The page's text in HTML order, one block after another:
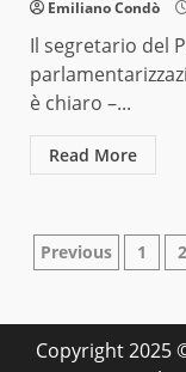
Emiliano Condò
Il segretario del
è chiaro –...
Read More
articoli
Previous 1 2
Copyright 2025